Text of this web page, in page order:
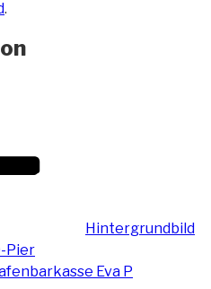
.
Hintergrundbild
Pier
Eva P